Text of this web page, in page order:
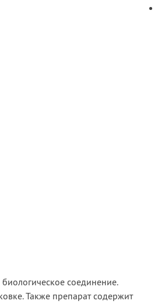
соединение.
Также препарат содержит